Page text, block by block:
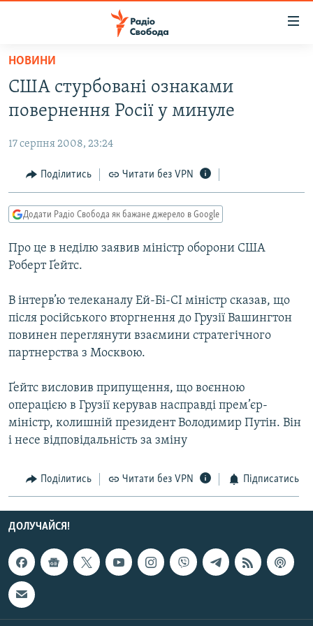
Перейти
основного
матеріалу
Перейти
до
навігації
Перейти
до
РАДІО СВОБОДА – 70 РОКІВ
ВСЕ ЗА ДОБУ
СТАТТІ
ПОЛІТИКА
ЕКОНОМІКА
КУЛЬТУРА
СПОРТ
УКРАЇНА
СВІТ
ВІЙНА
РОСІЙСЬКА «ФІЛЬТРАЦІЯ»
КРИМ.РЕАЛІЇ
ТИ ЯК?
СХЕМИ
КИТАЙ.ВИКЛИКИ
МУЛЬТИМЕДІА
ФОТО
ПОДКАСТИ
КРИМ РЕАЛІЇ
УКР
КТАТ
НОВИНИ
США стурбовані ознаками
повернення Росії у минуле
17 серпня 2008, 23:24
Поділитись Читати без VPN
Додати Радіо Свобода як бажане джерело в Google
Про це в неділю заявив міністр оборони США
Роберт Ґейтс.
В інтерв’ю телеканалу Ей-Бі-СІ міністр сказав, що
після російського вторгнення до Грузії Вашингтон
повинен переглянути взаємини стратегічного
партнерства з Москвою.
Ґейтс висловив припущення, що воєнною
операцією в Грузії керував насправді прем’єр-
міністр, колишній президент Володимир Путін. Він
і несе відповідальність за зміну
Поділитись Читати без VPN Підписатись
ДОЛУЧАЙСЯ!